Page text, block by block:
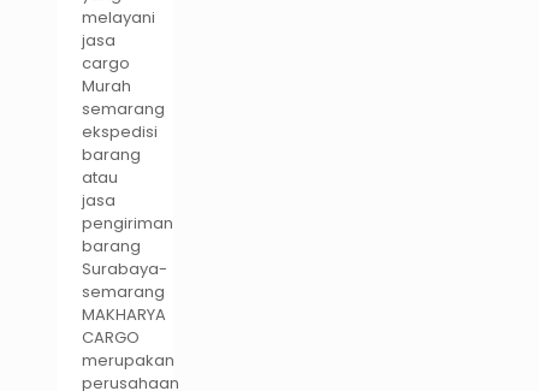
melayani
jasa
cargo
Murah
semarang
ekspedisi
barang
atau
jasa
pengiriman
barang
Surabaya-
semarang
MAKHARYA
CARGO
merupakan
perusahaan